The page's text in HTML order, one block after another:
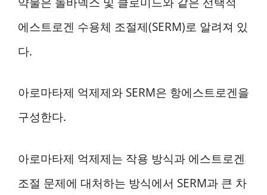
에스트로겐 수용체 조절제(SERM)로 알려져 있
다.
아로마타제 억제제와 SERM은 항에스트로겐을
구성한다.
아로마타제 억제제는 작용 방식과 에스트로겐
조절 문제에 대처하는 방식에서 SERM과 큰 차